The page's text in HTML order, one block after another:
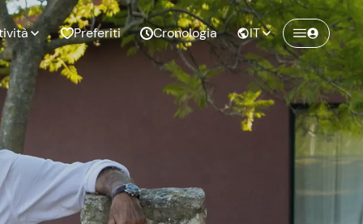
di
Preferiti Cronologia IT
Crea un account Freedome
come te e colleziona ricordi indimenticabili!